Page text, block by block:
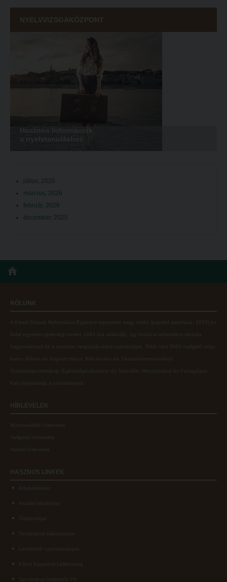
NYELVVIZSGAKÖZPONT
július, 2026
március, 2026
február, 2026
december, 2025
RÓLUNK
A Károli Gáspár Református Egyetem egyszerre nagy múltú (jogelőd alapítása: 1855) és
fiatal egyetem (jelenlegi nevén 1993 óta működik), így ötvözi a református oktatás
hagyományait és a szakmai megújulás iránti nyitottságot. Több mint 9000 hallgató négy
karon ( Állam- és Jogtudományi; Bölcsészet- és Társadalomtudományi;
Gazdaságtudományi, Egészségtudományi és Szociális; Hittudományi és Pedagógiai
Kar ) folytathatja a tanulmányait.
HÍRLEVELEK
Munkavállalói hírlevelek
Hallgatói hírlevelek
Alumni hírlevelek
HASZNOS LINKEK
Adatvédelem
Arculati kézikönyv
Ösztöndíjak
Tanulmányi tájékoztatók
Letölthető nyomtatványok
Károli Egyetemi Lelkészség
Tanulmányi határidők PK